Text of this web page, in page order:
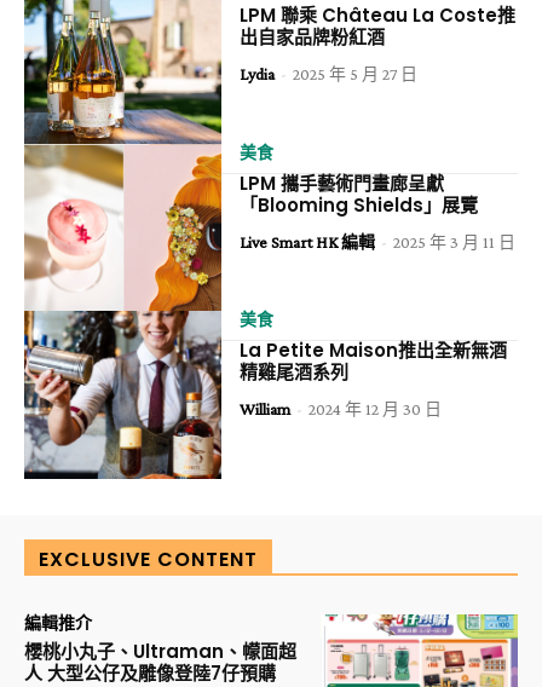
LPM 聯乘 Château La Coste推
出自家品牌粉紅酒
Lydia - 2025 年 5 月 27 日
美食
LPM 攜手藝術門畫廊呈獻
「Blooming Shields」展覽
Live Smart HK 編輯 - 2025 年 3 月 11 日
美食
La Petite Maison推出全新無酒
精雞尾酒系列
William - 2024 年 12 月 30 日
EXCLUSIVE CONTENT
編輯推介
櫻桃小丸子、Ultraman、幪面超
人 大型公仔及雕像登陸7仔預購